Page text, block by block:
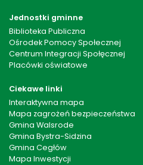
Jednostki gminne
Biblioteka Publiczna
Ośrodek Pomocy Społecznej
Centrum Integracji Społęcznej
Placówki oświatowe
Ciekawe linki
Interaktywna mapa
Mapa zagrożeń bezpieczeństwa
Gmina Walsrode
Gmina Bystra-Sidzina
Gmina Cegłów
Mapa Inwestycji